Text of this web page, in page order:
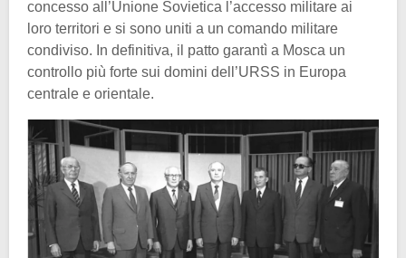
concesso all’Unione Sovietica l’accesso militare ai
loro territori e si sono uniti a un comando militare
condiviso. In definitiva, il patto garantì a Mosca un
controllo più forte sui domini dell’URSS in Europa
centrale e orientale.